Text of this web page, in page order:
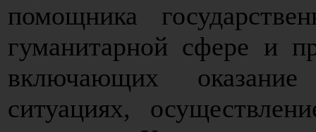
помощника
гуманитарной сфере и
включающих
ситуациях,